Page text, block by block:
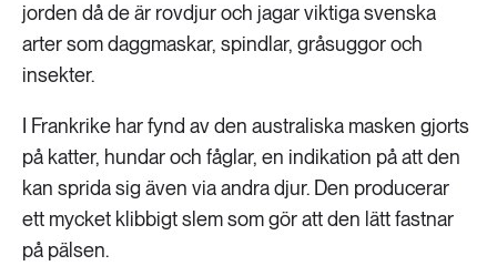
jorden då de är rovdjur och jagar viktiga svenska
arter som daggmaskar, spindlar, gråsuggor och
insekter.
I Frankrike har fynd av den australiska masken gjorts
på katter, hundar och fåglar, en indikation på att den
kan sprida sig även via andra djur. Den producerar
ett mycket klibbigt slem som gör att den lätt fastnar
på pälsen.